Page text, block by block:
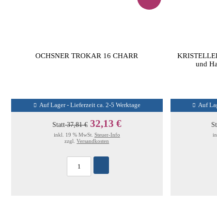
OCHSNER TROKAR 16 CHARR
Auf Lager - Lieferzeit ca. 2-5 Werktage
Statt37,81 € 32,13 €
inkl. 19 % MwSt. Steuer-Info
zzgl.Versandkosten
und
Auf